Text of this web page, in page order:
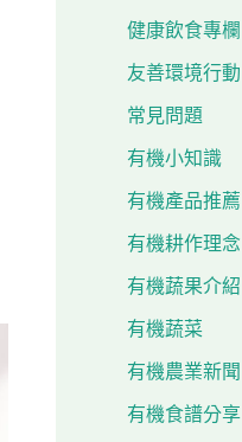
健康飲食專欄
友善環境行動
常見問題
有機小知識
有機產品推薦
有機耕作理念
有機蔬果介紹
有機蔬菜
有機農業新聞
有機食譜分享